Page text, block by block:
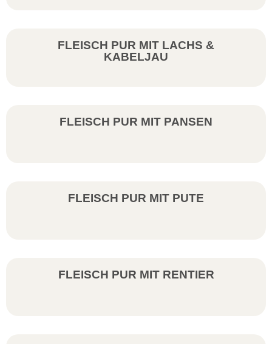
FLEISCH PUR MIT LACHS &
KABELJAU
FLEISCH PUR MIT PANSEN
FLEISCH PUR MIT PUTE
FLEISCH PUR MIT RENTIER